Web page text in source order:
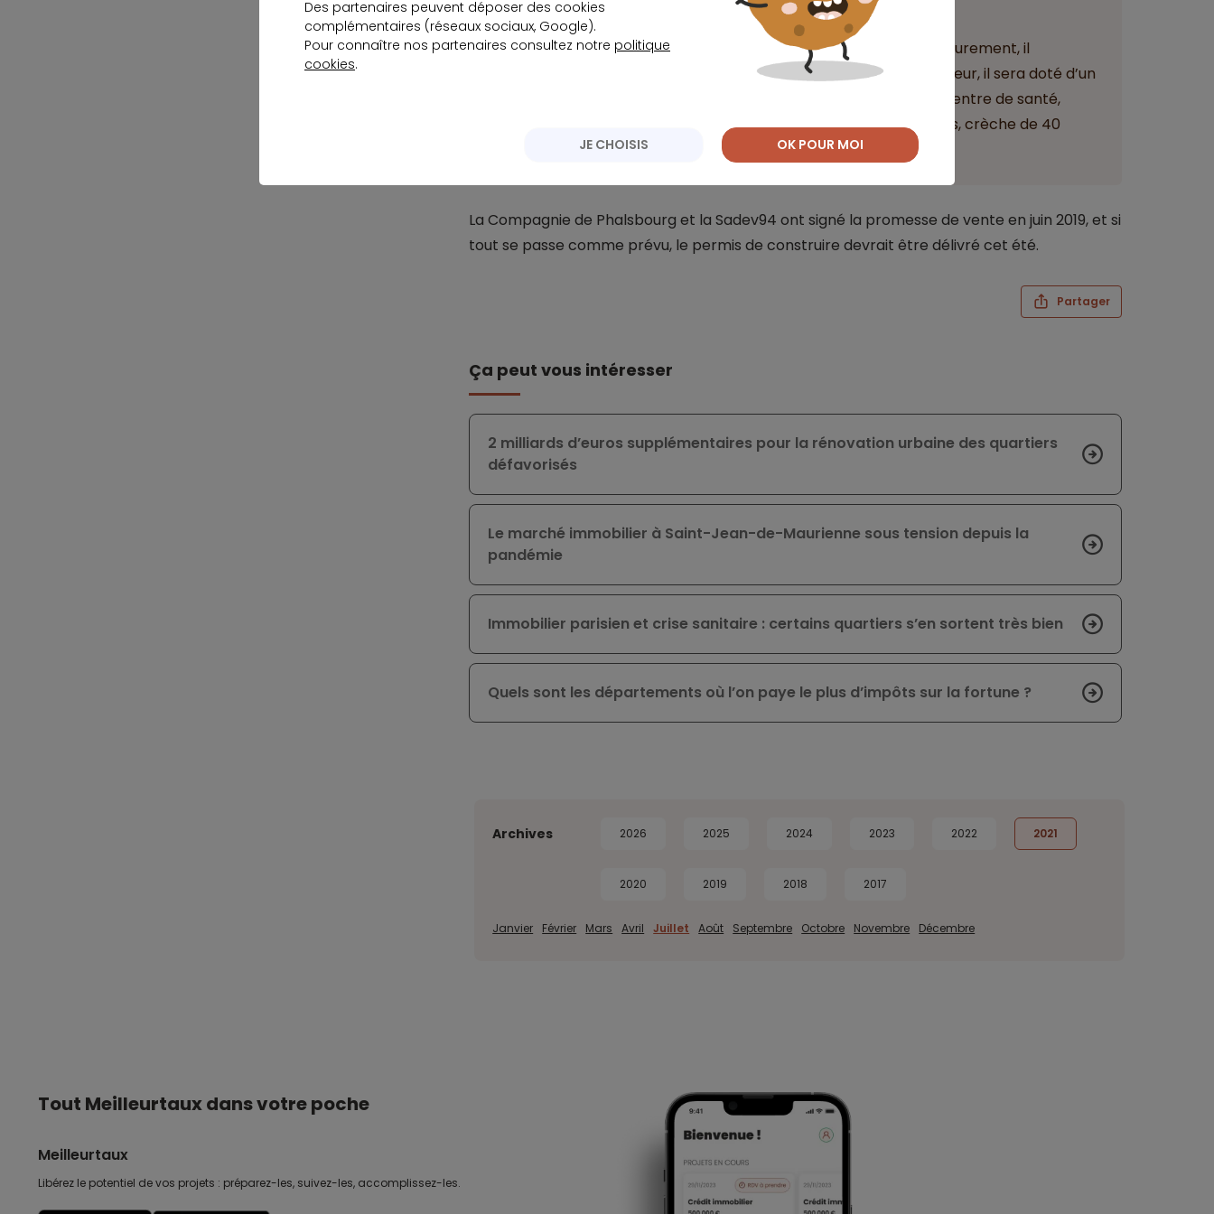
Important
Sous la forme d’un rocher situé au-dessus des autoroutes, extérieurement, il
comportera des façades de verre et des murs végétaux. À l’intérieur, il sera doté d’un
pôle d’activités et de services divers : commerces, restaurants, centre de santé,
centre de sport, hôtel, résidence pour chercheurs et jeunes actifs, crèche de 40
La Compagnie de Phalsbourg et la Sadev94 ont signé la promesse de vente en juin 2019, et si
tout se passe comme prévu, le permis de construire devrait être délivré cet été.
Partager
Ça peut vous intéresser
2 milliards d’euros supplémentaires pour la rénovation urbaine des quartiers
défavorisés
Le marché immobilier à Saint-Jean-de-Maurienne sous tension depuis la
pandémie
Immobilier parisien et crise sanitaire : certains quartiers s’en sortent très bien
Quels sont les départements où l’on paye le plus d’impôts sur la fortune ?
Archives 2026 2025 2024 2023 2022 2021
2020 2019 2018 2017
Janvier Février Mars Avril Juillet Août Septembre Octobre Novembre Décembre
Tout Meilleurtaux dans votre poche
Meilleurtaux
Libérez le potentiel de vos projets : préparez-les, suivez-les, accomplissez-les.
Des partenaires peuvent déposer des cookies
complémentaires (réseaux sociaux, Google).
Pour connaître nos partenaires consultez notre politique
cookies.
JE CHOISIS OK POUR MOI